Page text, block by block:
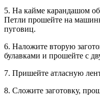
5. На кайме карандашом
Петли прошейте на
пуговиц.
6. Наложите вторую
булавками и прошейте с
7. Пришейте атласную
8. Сложите заготовку,